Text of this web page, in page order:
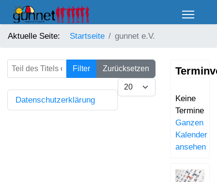
Aktuelle Seite: Startseite gunnet e.V.
Teil des Titels eingeben
Filter Zurücksetzen
Anzeige #
Datenschutzerklärung
Keine
Termine
Ganzen
Kalender
ansehen